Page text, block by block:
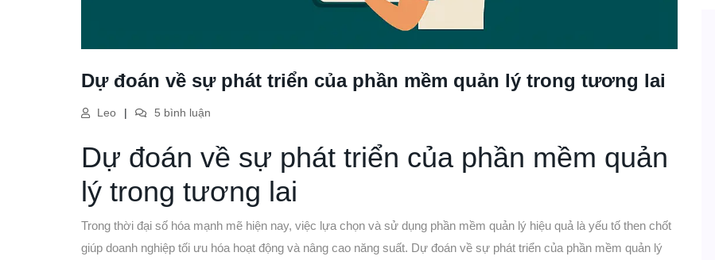
Dự đoán về sự phát triển của phần mềm quản lý trong tương lai
Leo 5 bình luận
Dự đoán về sự phát triển của phần mềm quản
lý trong tương lai
Trong thời đại số hóa mạnh mẽ hiện nay, việc lựa chọn và sử dụng phần mềm quản lý hiệu quả là yếu tố then chốt
giúp doanh nghiệp tối ưu hóa hoạt động và nâng cao năng suất. Dự đoán về sự phát triển của phần mềm quản lý